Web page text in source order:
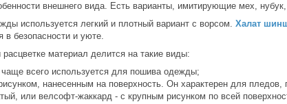
внешнего вида. Есть варианты, имитирующие мех,
используется легкий и плотный вариант с ворсом. Халат
в безопасности и уюте.
материал делится на такие виды:
всего используется для пошива одежды;
нанесенным на поверхность. Он характерен для пледов,
или велсофт-жаккард - с крупным рисунком по всей